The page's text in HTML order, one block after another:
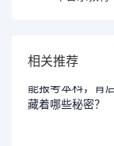
相关推荐